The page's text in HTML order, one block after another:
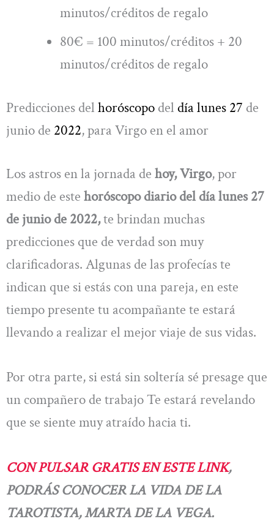
minutos/créditos de regalo
80€ = 100 minutos/créditos + 20
minutos/créditos de regalo
Predicciones del horóscopo del día lunes 27 de
junio de 2022, para Virgo en el amor
Los astros en la jornada de hoy, Virgo, por
medio de este horóscopo diario del día lunes 27
de junio de 2022,te brindan muchas
predicciones que de verdad son muy
clarificadoras. Algunas de las profecías te
indican que si estás con una pareja, en este
tiempo presente tu acompañante te estará
llevando a realizar el mejor viaje de sus vidas.
Por otra parte, si está sin soltería sé presage que
un compañero de trabajo Te estará revelando
que se siente muy atraído hacia ti.
CON PULSAR GRATIS EN ESTE LINK,
PODRÁS CONOCER LA VIDA DE LA
TAROTISTA, MARTA DE LA VEGA.